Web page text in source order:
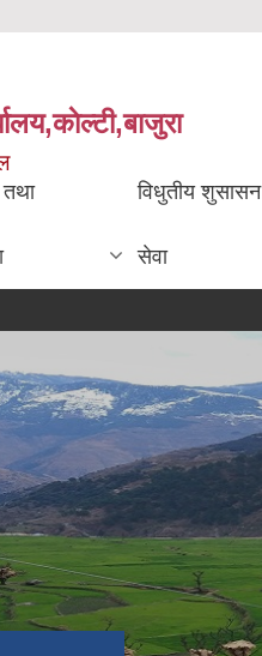
तथा विधुतीय शुसासन
सेवा